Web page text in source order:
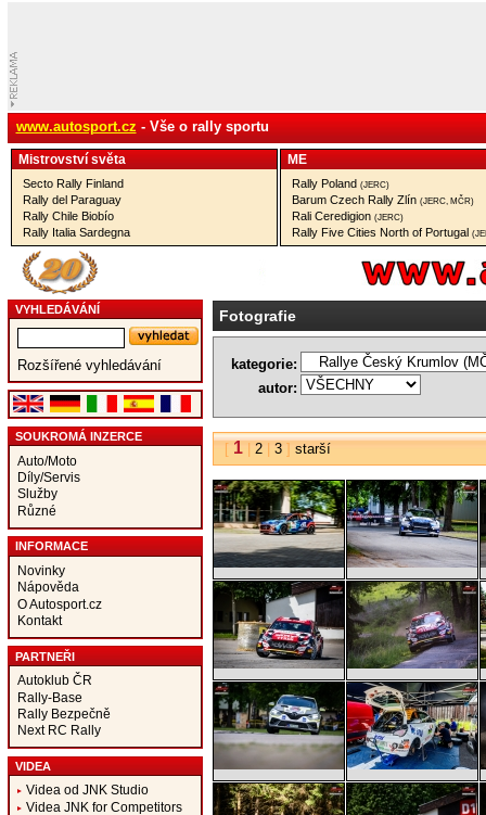
www.autosport.cz - Vše o rally sportu
Mistrovství­ světa
Secto Rally Finland
Rally del Paraguay
Rally Chile Biobío
Rally Italia Sardegna
ME
Rally Poland (JERC)
Barum Czech Rally Zlín (JERC, MČR)
Rali Ceredigion (JERC)
Rally Five Cities North of Portugal
VYHLEDÁVÁNÍ
Rozšířené vyhledávání
SOUKROMÁ INZERCE
Auto/Moto
Díly/Servis
Služby
Různé
INFORMACE
Novinky
Nápověda
O Autosport.cz
Kontakt
PARTNEŘI
Autoklub ČR
Rally-Base
Rally Bezpečně
Next RC Rally
VIDEA
Videa od JNK Studio
Videa JNK for Competitors
Fotografie
kategorie:
autor:
[ 1| 2| 3] starší